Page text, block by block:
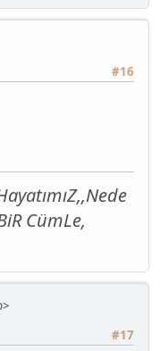
#16
CümLe,
#17